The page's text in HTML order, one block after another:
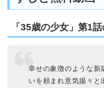
「35歳の少女」第1
幸せの象徴のような新
いを頼まれ意気揚々と